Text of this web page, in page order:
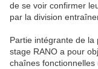
de se voir confirmer
par la division
Partie intégrante de
stage RANO a pour
chaînes